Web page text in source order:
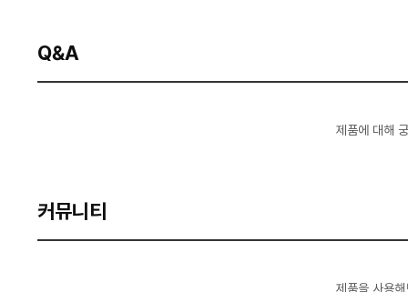
Q&A
제품에 대해
커뮤니티
제품을 사용